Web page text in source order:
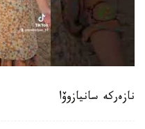
نازەركە سانيازوۆا